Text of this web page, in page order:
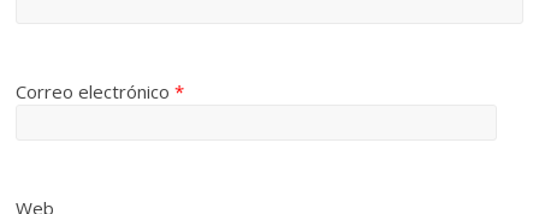
Correo electrónico*
Web